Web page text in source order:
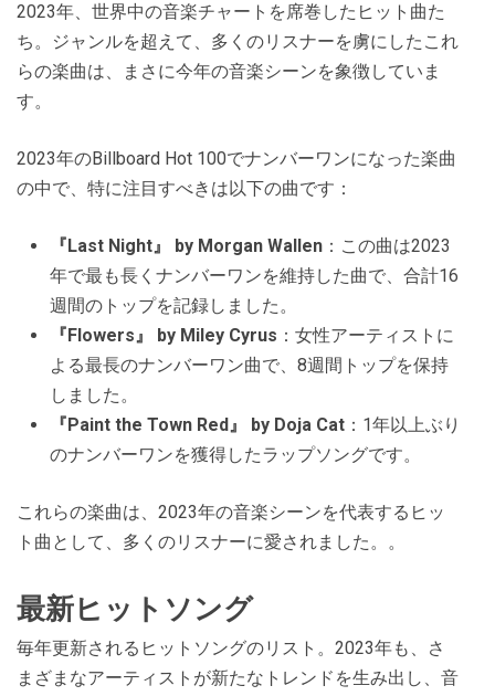
2023年、世界中の音楽チャートを席巻したヒット曲た
ち。ジャンルを超えて、多くのリスナーを虜にしたこれ
らの楽曲は、まさに今年の音楽シーンを象徴していま
す。
2023年のBillboard Hot 100でナンバーワンになった楽曲
の中で、特に注目すべきは以下の曲です：
『Last Night』 by Morgan Wallen ：この曲は2023
年で最も長くナンバーワンを維持した曲で、合計16
週間のトップを記録しました。
『Flowers』 by Miley Cyrus ：女性アーティストに
よる最長のナンバーワン曲で、8週間トップを保持
しました。
『Paint the Town Red』 by Doja Cat ：1年以上ぶり
のナンバーワンを獲得したラップソングです。
これらの楽曲は、2023年の音楽シーンを代表するヒッ
ト曲として、多くのリスナーに愛されました。​​。
最新ヒットソング
毎年更新されるヒットソングのリスト。2023年も、さ
まざまなアーティストが新たなトレンドを生み出し、音